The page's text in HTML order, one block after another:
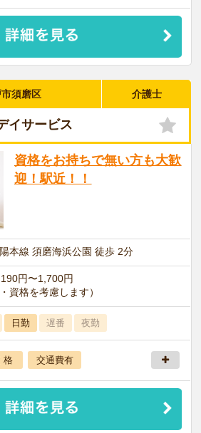
須磨区 介護士
イサービス
資格をお持ちで無い方も大歓
迎！駅近！！
本線 須磨海浜公園 徒歩 2分
円〜1,700円
・資格を考慮します）
日勤 遅番 夜勤
格 交通費有